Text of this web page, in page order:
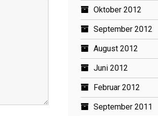
Oktober 2012
September 2012
August 2012
Juni 2012
Februar 2012
September 2011